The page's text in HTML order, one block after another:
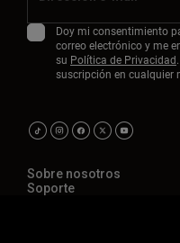
Doy mi consentimiento
correo electrónico y me
su Política de Privacidad
suscripción en cualquier
Sobre nosotros
Soporte